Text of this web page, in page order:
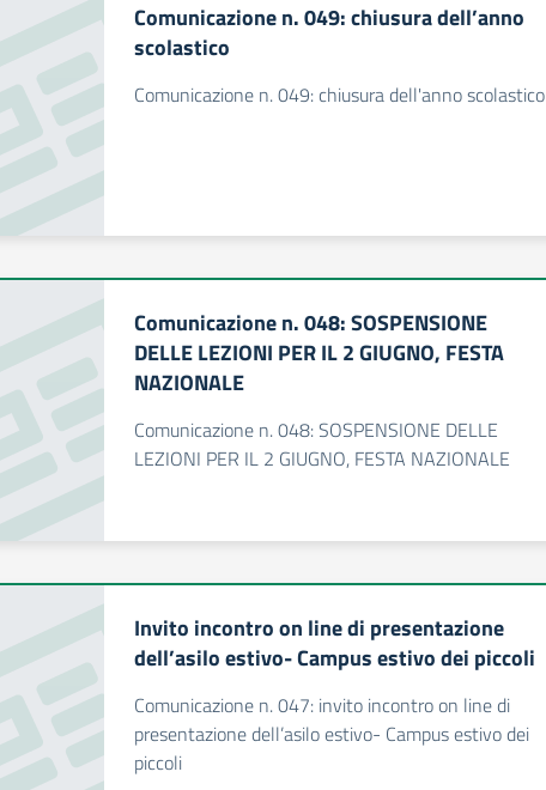
Comunicazione n. 049: chiusura dell’anno
scolastico
Comunicazione n. 049: chiusura dell'anno scolastico
Comunicazione n. 048: SOSPENSIONE
DELLE LEZIONI PER IL 2 GIUGNO, FESTA
NAZIONALE
Comunicazione n. 048: SOSPENSIONE DELLE
LEZIONI PER IL 2 GIUGNO, FESTA NAZIONALE
Invito incontro on line di presentazione
dell’asilo estivo- Campus estivo dei piccoli
Comunicazione n. 047: invito incontro on line di
presentazione dell’asilo estivo- Campus estivo dei
piccoli